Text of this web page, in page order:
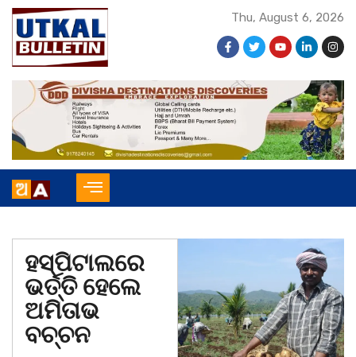
Thu, August 6, 2026
ହସ୍ପିଟାଲରେ
ଭର୍ତ୍ତି ହେଲେ
ଅମିତାଭ
ବଚ୍ଚନ